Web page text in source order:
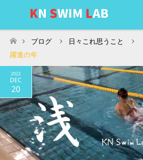
ホーム
ブログ 日々これ思うこと
躍進の年
2022
DEC
20